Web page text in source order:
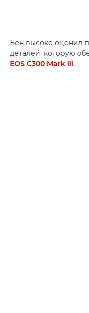
Бен высоко оценил
деталей, которую
EOS C300 Mark III.